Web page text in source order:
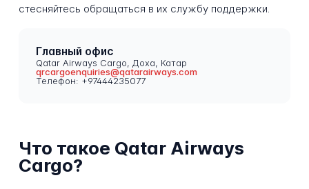
стесняйтесь обращаться в их службу поддержки.
Главный офис
Qatar Airways Cargo, Доха, Катар
qrcargoenquiries@qatarairways.com
Телефон: +97444235077
Что такое Qatar Airways
Cargo?